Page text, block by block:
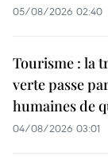
05/08/2026 02:40
Tourisme : la
verte passe
humaines de
04/08/2026 03:01